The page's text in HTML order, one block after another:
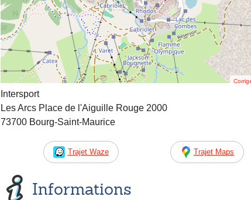
Intersport
Les Arcs Place de l'Aiguille Rouge 2000
73700 Bourg-Saint-Maurice
Trajet Waze Trajet Maps
Informations